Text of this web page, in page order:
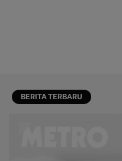
BERITA TERBARU